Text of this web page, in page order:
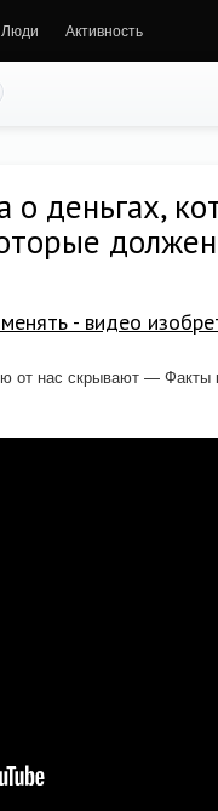
Люди Активность
деньгах,
должен
- видео
от нас скрывают — Факты